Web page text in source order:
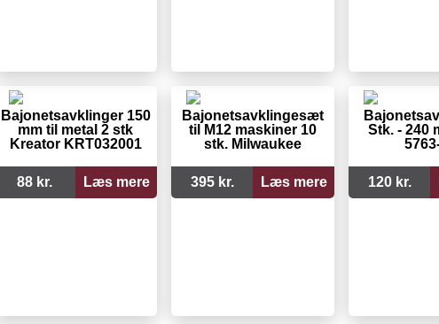
Bajonetsavklinger 150
mm til metal 2 stk
Kreator KRT032001
88 kr. Læs mere
Bajonetsavklingesæt
til M12 maskiner 10
stk. Milwaukee
395 kr. Læs mere
Stk. - 240
120 kr.